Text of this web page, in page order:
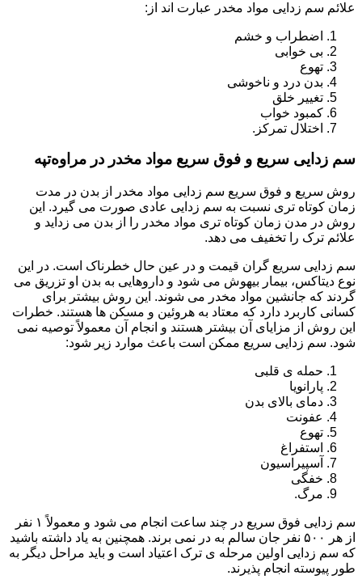
علائم سم زدایی مواد مخدر عبارت اند از:
اضطراب و خشم
بی خوابی
تهوع
بدن درد و ناخوشی
تغییر خلق
کمبود خواب
اختلال تمرکز.
سم زدایی سریع و فوق سریع مواد مخدر در مراوه‌تپه
روش سریع و فوق سریع سم زدایی مواد مخدر از بدن در مدت
زمان کوتاه تری نسبت به سم زدایی عادی صورت می گیرد. این
روش در مدن زمان کوتاه تری مواد مخدر را از بدن می زداید و
علائم ترک را تخفیف می دهد.
سم زدایی سریع گران قیمت و در عین حال خطرناک است. در این
نوع دیتاکس، بیمار بیهوش می شود و داروهایی به بدن او تزریق می
گردند که جانشین مواد مخدر می شوند. این روش بیشتر برای
کسانی کاربرد دارد که معتاد به هروئین و مسکن ها هستند. خطرات
این روش از مزایای آن بیشتر هستند و انجام آن معمولاً توصیه نمی
شود. سم زدایی سریع ممکن است باعث موارد زیر شود:
حمله ی قلبی
پارانویا
دمای بالای بدن
عفونت
تهوع
استفراغ
آسپیراسیون
خفگی
مرگ.
سم زدایی فوق سریع در چند ساعت انجام می شود و معمولاً ۱ نفر
از هر ۵۰۰ نفر جان سالم به در نمی برند. همچنین به یاد داشته باشید
که سم زدایی اولین مرحله ی ترک اعتیاد است و باید مراحل دیگر به
طور پیوسته انجام پذیرند.